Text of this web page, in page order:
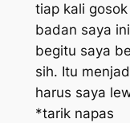
tiap kali
badan saya
begitu saya
sih. Itu
harus saya
*tarik napas